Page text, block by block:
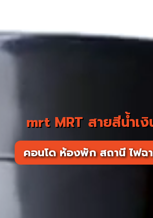
mrt MRT สายสีน้ำเงิ
คอนโด ห้องพัก สถานี ไฟฉ